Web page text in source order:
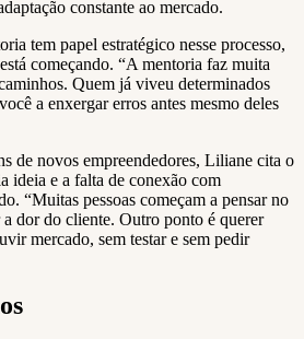
constante ao mercado.
tem papel estratégico nesse processo,
começando. “A mentoria faz muita
Quem já viveu determinados
a enxergar erros antes mesmo deles
de novos empreendedores, Liliane cita o
ideia e a falta de conexão com
“Muitas pessoas começam a pensar no
a dor do cliente. Outro ponto é querer
mercado, sem testar e sem pedir